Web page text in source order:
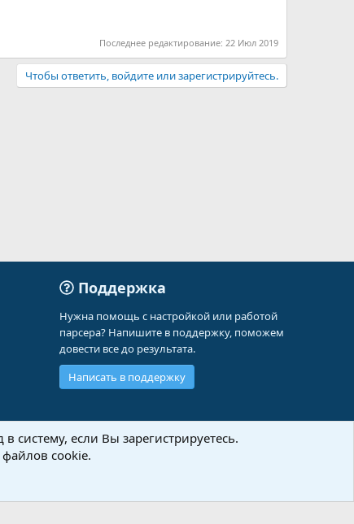
Последнее редактирование: 22 Июл 2019
Чтобы ответить, войдите или зарегистрируйтесь.
Поддержка
Нужна помощь с настройкой или работой
парсера? Напишите в поддержку, поможем
довести все до результата.
Написать в поддержку
конфиденциальности
систему, если Вы зарегистрируетесь.
cookie.